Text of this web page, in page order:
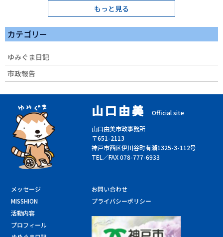
もっと見る
カテゴリー
ゆみぐま日記
市政報告
山口由美
Official site
山口由美市政事務所
〒651-2113
神戸市西区伊川谷町有瀬1325-3-112号
TEL／FAX 078-777-6933
メッセージ
MISSHION
活動内容
プロフィール
お問い合わせ
プライバシーポリシー